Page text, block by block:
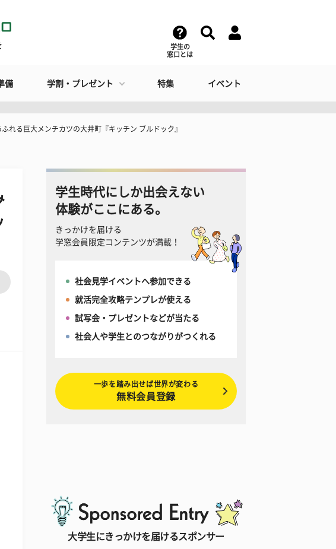
学生の
窓口とは
備 学割・プレゼント 特集 イベント
れる巨大メンチカツの大井町『キッチン ブルドック』
学生時代にしか出会えない
体験がここにある。
きっかけを届ける
学窓会員限定コンテンツが満載！
社会見学イベントへ参加できる
就活完全攻略テンプレが使える
試写会・プレゼントなどが当たる
社会人や学生とのつながりがつくれる
一歩を踏み出せば世界が変わる
無料会員登録
大学生にきっかけを届けるスポンサー